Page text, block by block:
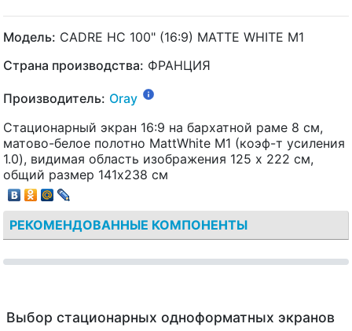
Модель: CADRE HC 100" (16:9) MATTE WHITE M1
Страна производства: ФРАНЦИЯ
Производитель: Oray
Стационарный экран 16:9 на бархатной раме 8 см,
матово-белое полотно MattWhite M1 (коэф-т усиления
1.0), видимая область изображения 125 х 222 см,
общий размер 141х238 см
РЕКОМЕНДОВАННЫЕ КОМПОНЕНТЫ
Выбор стационарных одноформатных экранов